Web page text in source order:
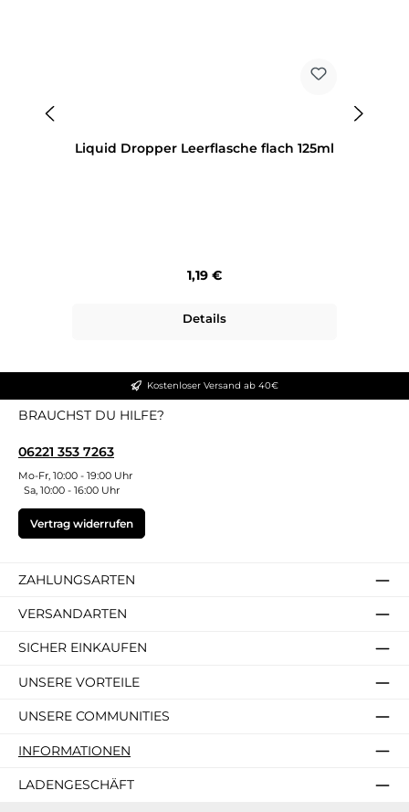
Liquid Dropper Leerflasche flach 125ml
Regulärer Preis:
1,19 €
Details
Kostenloser Versand ab 40€
BRAUCHST DU HILFE?
06221 353 7263
Mo-Fr, 10:00 - 19:00 Uhr
Sa, 10:00 - 16:00 Uhr
Vertrag widerrufen
ZAHLUNGSARTEN
VERSANDARTEN
SICHER EINKAUFEN
UNSERE VORTEILE
UNSERE COMMUNITIES
INFORMATIONEN
LADENGESCHÄFT